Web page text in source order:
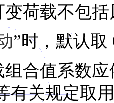
变荷载不包
”时，默认取
组合值系数应
有关规定取